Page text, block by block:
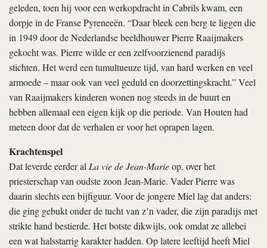
geleden, toen hij voor een werkopdracht in Cabrils kwam, een
dorpje in de Franse Pyreneeën. “Daar bleek een berg te liggen die
in 1949 door de Nederlandse beeldhouwer Pierre Raaijmakers
gekocht was. Pierre wilde er een zelfvoorzienend paradijs
stichten. Het werd een tumultueuze tijd, van hard werken en veel
armoede – maar ook van veel geduld en doorzettingskracht.” Veel
van Raaijmakers kinderen wonen nog steeds in de buurt en
hebben allemaal een eigen kijk op die periode. Van Houten had
meteen door dat de verhalen er voor het oprapen lagen.
Krachtenspel
Dat leverde eerder al La vie de Jean-Marieop, over het
priesterschap van oudste zoon Jean-Marie. Vader Pierre was
daarin slechts een bijfiguur. Voor de jongere Miel lag dat anders:
die ging gebukt onder de tucht van z’n vader, die zijn paradijs met
strikte hand bestierde. Het botste dikwijls, ook omdat ze allebei
een wat halsstarrig karakter hadden. Op latere leeftijd heeft Miel